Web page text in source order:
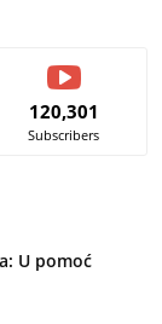
120,301
Subscribers
U pomoć